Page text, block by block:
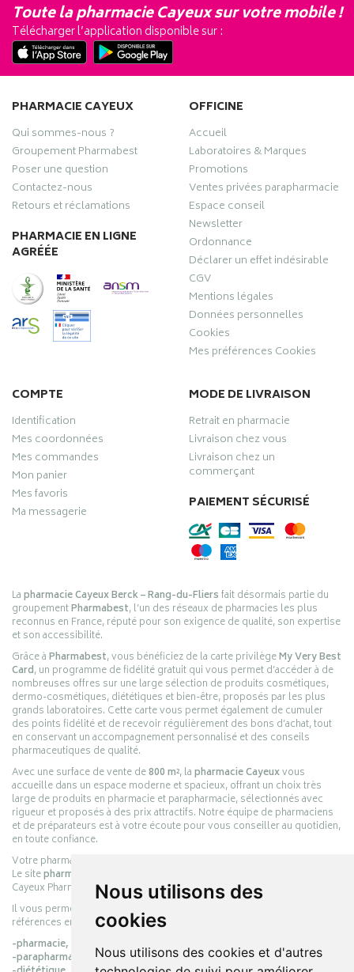
Nous utilisons des
cookies
Nous utilisons des cookies et d'autres
Toute la pharmacie Cayeux sur votre mobile !
Télécharger l’application disponible sur :
PHARMACIE CAYEUX
Qui sommes-nous ?
Groupement Pharmabest
Poser une question
Contactez-nous
Retours et réclamations
PHARMACIE EN LIGNE
AGRÉÉE
OFFICINE
Accueil
Laboratoires & Marques
Promotions
Ventes privées parapharmacie
Espace conseil
Newsletter
Ordonnance
Déclarer un effet indésirable
CGV
Mentions légales
Données personnelles
Cookies
Mes préférences Cookies
COMPTE
Identification
Mes coordonnées
Mes commandes
Mon panier
Mes favoris
Ma messagerie
MODE DE LIVRAISON
Retrait en pharmacie
Livraison chez vous
Livraison chez un
commerçant
PAIEMENT SÉCURISÉ
Lapharmacie Cayeux Berck – Rang-du-Fliersfait désormais partie du
groupementPharmabest, l’un des réseaux de pharmacies les plus
reconnus en France, réputé pour son exigence de qualité, son expertise
et son accessibilité.
Grâce àPharmabest, vous bénéficiez de la carte privilègeMy Very Best
Card, un programme de fidélité gratuit qui vous permet d’accéder à de
nombreuses offres sur une large sélection de produits cosmétiques,
dermo-cosmétiques, diététiques et bien-être, proposés par les plus
grands laboratoires. Cette carte vous permet également de cumuler
des points fidélité et de recevoir régulièrement des bons d’achat, tout
en conservant un accompagnement personnalisé et des conseils
pharmaceutiques de qualité.
Avec une surface de vente de800 m², lapharmacie Cayeuxvous
accueille dans un espace moderne et spacieux, offrant un choix très
large de produits en pharmacie et parapharmacie, sélectionnés avec
rigueur et proposés à des prix attractifs. Notre équipe de pharmaciens
et de préparateurs est à votre écoute pour vous conseiller au quotidien,
en toute confiance.
Votre pharmacie en ligne :
Le sitepharmacie-cayeux.fr
Cayeux Pharmabest Berck-sur-Mer – Rang-du-Fliers.
Il vous permet de réaliser vos achats en ligne parmi des milliers de
références en :
-pharmacie,
-parapharmacie,